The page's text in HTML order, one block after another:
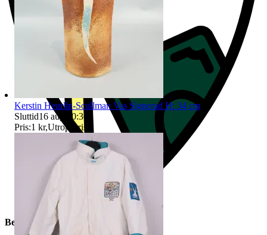
Beskrivning
Kerstin Heurlin-Scullman Vas Signerad H: 34 cm
Sluttid16 aug 20:30
Pris:1 kr,Utropspris